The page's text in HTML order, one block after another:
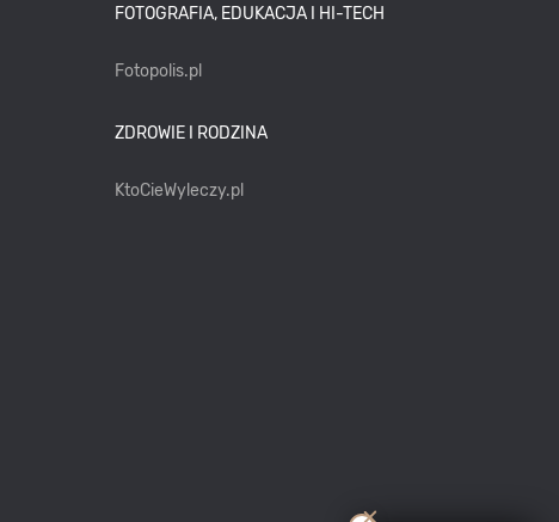
FOTOGRAFIA, EDUKACJA I HI-TECH
Fotopolis.pl
ZDROWIE I RODZINA
KtoCieWyleczy.pl